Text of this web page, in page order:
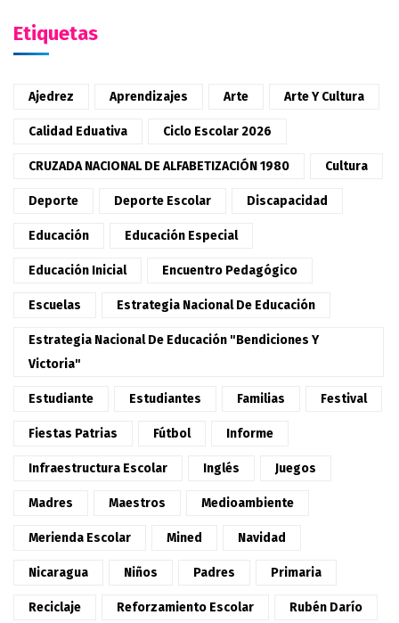
Etiquetas
Ajedrez Aprendizajes Arte Arte Y Cultura
Calidad Eduativa Ciclo Escolar 2026
CRUZADA NACIONAL DE ALFABETIZACIÓN 1980 Cultura
Deporte Deporte Escolar Discapacidad
Educación Educación Especial
Educación Inicial Encuentro Pedagógico
Escuelas Estrategia Nacional De Educación
Estrategia Nacional De Educación "Bendiciones Y
Victoria"
Estudiante Estudiantes Familias Festival
Fiestas Patrias Fútbol Informe
Infraestructura Escolar Inglés Juegos
Madres Maestros Medioambiente
Merienda Escolar Mined Navidad
Nicaragua Niños Padres Primaria
Reciclaje Reforzamiento Escolar Rubén Darío